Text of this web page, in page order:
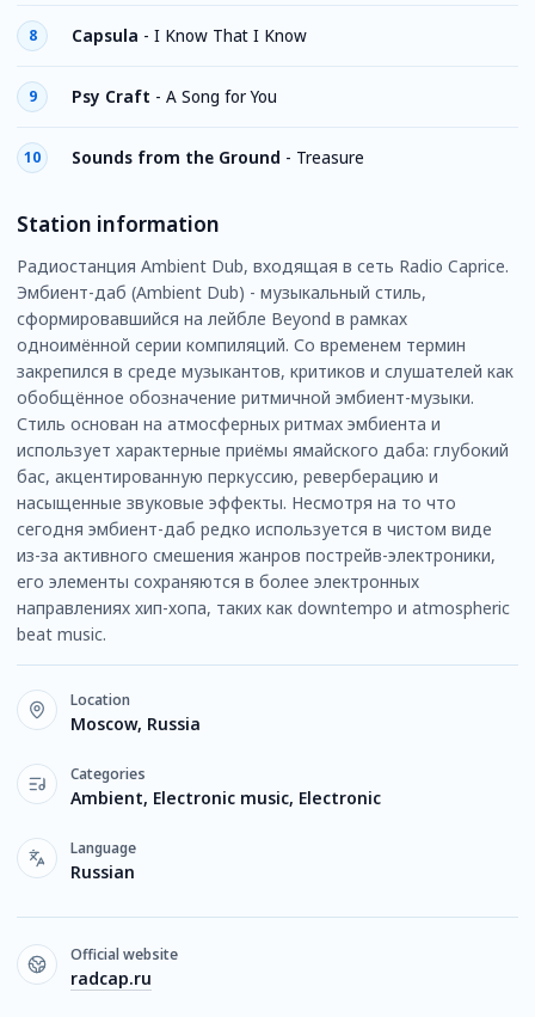
8 Capsula - I Know That I Know
9 Psy Craft - A Song for You
10 Sounds from the Ground - Treasure
Station information
Радиостанция Ambient Dub, входящая в сеть Radio Caprice.
Эмбиент-даб (Ambient Dub) - музыкальный стиль,
сформировавшийся на лейбле Beyond в рамках
одноимённой серии компиляций. Со временем термин
закрепился в среде музыкантов, критиков и слушателей как
обобщённое обозначение ритмичной эмбиент-музыки.
Стиль основан на атмосферных ритмах эмбиента и
использует характерные приёмы ямайского даба: глубокий
бас, акцентированную перкуссию, реверберацию и
насыщенные звуковые эффекты. Несмотря на то что
сегодня эмбиент-даб редко используется в чистом виде
из-за активного смешения жанров пострейв-электроники,
его элементы сохраняются в более электронных
направлениях хип-хопа, таких как downtempo и atmospheric
beat music.
Location
Moscow, Russia
Categories
Ambient, Electronic music, Electronic
Language
Russian
Official website
radcap.ru